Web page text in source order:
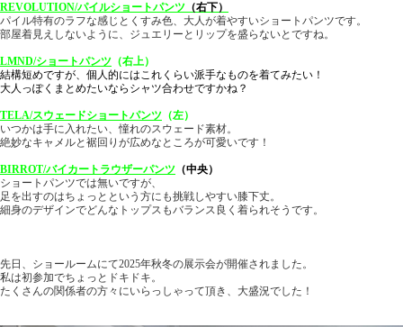
REVOLUTION/パイルショートパンツ （右下）
パイル特有のラフな感じとくすみ色、大人が着やすいショートパンツです。
部屋着見えしないように、ジュエリーとリップを盛らないとですね。
LMND/ショートパンツ （右上）
結構短めですが、個人的にはこれくらい派手なものを着てみたい！
大人っぽくまとめたいならシャツ合わせですかね？
TELA/スウェードショートパンツ （左）
いつかは手に入れたい、憧れのスウェード素材。
絶妙なキャメルと裾回りが広めなところが可愛いです！
BIRROT/バイカートラウザーパンツ （中央）
ショートパンツでは無いですが、
足を出すのはちょっとという方にも挑戦しやすい膝下丈。
細身のデザインでどんなトップスもバランス良く着られそうです。
先日、ショールームにて2025年秋冬の展示会が開催されました。
私は初参加でちょっとドキドキ。
たくさんの関係者の方々にいらっしゃって頂き、大盛況でした！